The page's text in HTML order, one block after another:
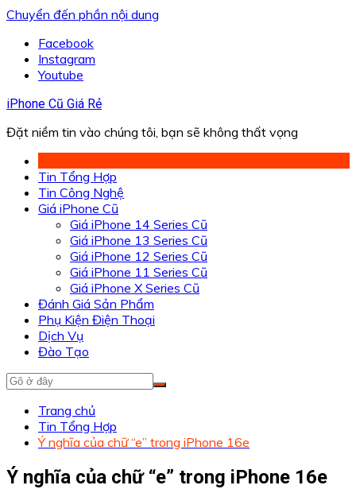
Chuyển đến phần nội dung
Facebook
Instagram
Youtube
iPhone Cũ Giá Rẻ
Đặt niềm tin vào chúng tôi, bạn sẽ không thất vọng
Tin Tổng Hợp
Tin Công Nghệ
Giá iPhone Cũ
Giá iPhone 14 Series Cũ
Giá iPhone 13 Series Cũ
Giá iPhone 12 Series Cũ
Giá iPhone 11 Series Cũ
Giá iPhone X Series Cũ
Đánh Giá Sản Phẩm
Phụ Kiện Điện Thoại
Dịch Vụ
Đào Tạo
Trang chủ
Tin Tổng Hợp
Ý nghĩa của chữ “e” trong iPhone 16e
Ý nghĩa của chữ “e” trong iPhone 16e